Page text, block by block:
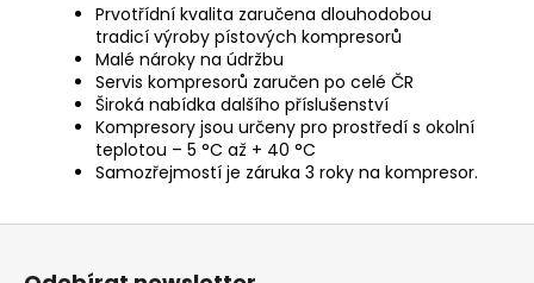
Prvotřídní kvalita zaručena dlouhodobou
tradicí výroby pístových kompresorů
Malé nároky na údržbu
Servis kompresorů zaručen po celé ČR
Široká nabídka dalšího příslušenství
Kompresory jsou určeny pro prostředí s okolní
teplotou – 5 °C až + 40 °C
Samozřejmostí je záruka 3 roky na kompresor.
Z